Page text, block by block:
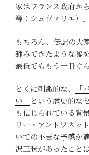
家はフランス政府か
等：シュヴァリエ）
もちろん、伝記の大
師みてきたような嘘
最低でももう一冊ぐ
とくに刺激的な、
い」
という歴史的な
も信じられている背
リー・アントワネッ
いての不吉な予感が
沢三昧があったこと